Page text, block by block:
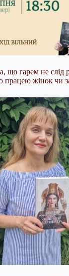
що гарем не слід
жінок чи